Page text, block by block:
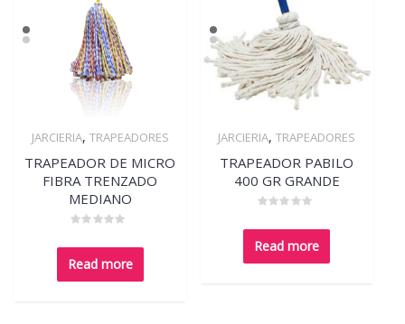
Quick View
JARCIERIA, TRAPEADORES
TRAPEADOR DE MICRO
FIBRA TRENZADO
MEDIANO
0
out
of
Read more
Quick View
JARCIERIA,TRAPEADORES
TRAPEADOR PABILO
400 GR GRANDE
0
out
of
Read more